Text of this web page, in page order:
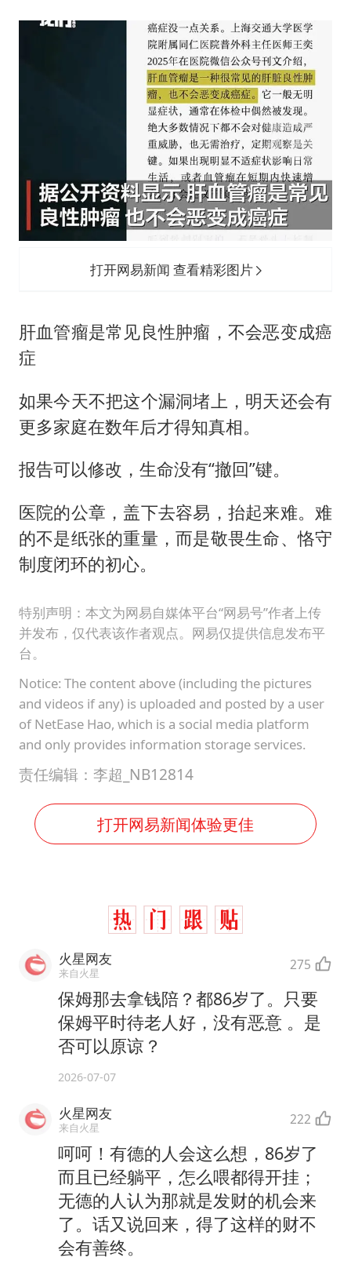
打开网易新闻 查看精彩图片
肝血管瘤是常见良性肿瘤，不会恶变成癌
症
如果今天不把这个漏洞堵上，明天还会有
更多家庭在数年后才得知真相。
报告可以修改，生命没有“撤回”键。
医院的公章，盖下去容易，抬起来难。难
的不是纸张的重量，而是敬畏生命、恪守
制度闭环的初心。
特别声明：本文为网易自媒体平台“网易号”作者上传
并发布，仅代表该作者观点。网易仅提供信息发布平
台。
Notice: The content above (including the pictures
and videos if any) is uploaded and posted by a user
of NetEase Hao, which is a social media platform
and only provides information storage services.
责任编辑：李超_NB12814
打开网易新闻体验更佳
火星网友
来自火星 275
保姆那去拿钱陪？都86岁了。只要
保姆平时待老人好，没有恶意 。是
否可以原谅？
2026-07-07
火星网友
来自火星 222
呵呵！有德的人会这么想，86岁了
而且已经躺平，怎么喂都得开挂；
无德的人认为那就是发财的机会来
了。话又说回来，得了这样的财不
会有善终。